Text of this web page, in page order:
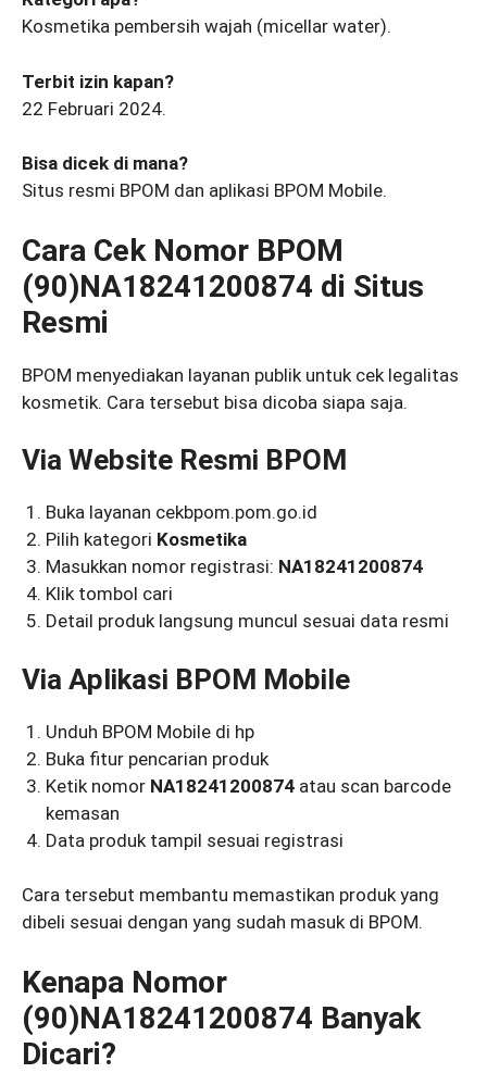
Kosmetika pembersih wajah (micellar water).
Terbit izin kapan?
22 Februari 2024.
Bisa dicek di mana?
Situs resmi BPOM dan aplikasi BPOM Mobile.
Cara Cek Nomor BPOM
(90)NA18241200874 di Situs
Resmi
BPOM menyediakan layanan publik untuk cek legalitas
kosmetik. Cara tersebut bisa dicoba siapa saja.
Via Website Resmi BPOM
Buka layanan cekbpom.pom.go.id
Pilih kategori Kosmetika
Masukkan nomor registrasi: NA18241200874
Klik tombol cari
Detail produk langsung muncul sesuai data resmi
Via Aplikasi BPOM Mobile
Unduh BPOM Mobile di hp
Buka fitur pencarian produk
Ketik nomor NA18241200874 atau scan barcode
kemasan
Data produk tampil sesuai registrasi
Cara tersebut membantu memastikan produk yang
dibeli sesuai dengan yang sudah masuk di BPOM.
Kenapa Nomor
(90)NA18241200874 Banyak
Dicari?